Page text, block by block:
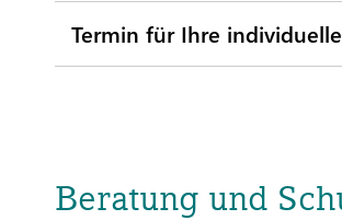
Termin für Ihre
Beratung und